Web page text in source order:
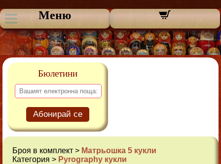
Меню
Бюлетини
Абонирай се
Броя в комплект > Матрьошка 5 кукли
Категория > Pyrography кукли